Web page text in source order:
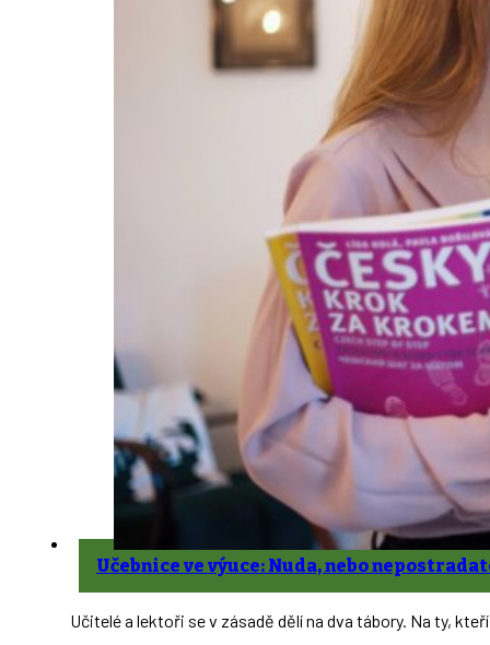
Učebnice ve výuce: Nuda, nebo
Učitelé a lektoři se v zásadě dělí na dva tábory. Na ty,